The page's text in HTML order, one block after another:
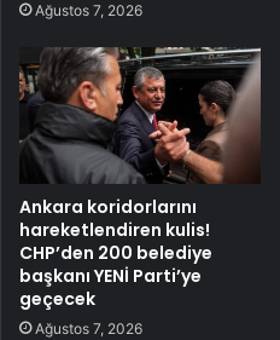
Ağustos 7, 2026
Ankara koridorlarını
hareketlendiren kulis!
CHP’den 200 belediye
başkanı YENİ Parti’ye
geçecek
Ağustos 7, 2026